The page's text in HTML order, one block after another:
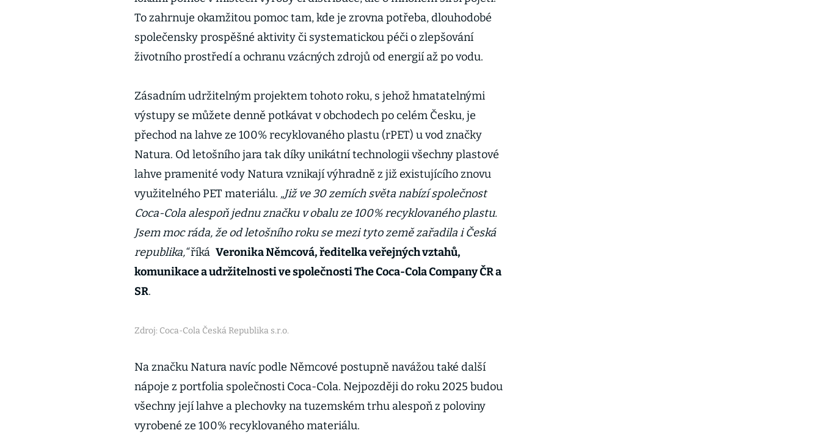
To zahrnuje okamžitou pomoc tam, kde je zrovna potřeba, dlouhodobé
společensky prospěšné aktivity či systematickou péči o zlepšování
životního prostředí a ochranu vzácných zdrojů od energií až po vodu.
Zásadním udržitelným projektem tohoto roku, s jehož hmatatelnými
výstupy se můžete denně potkávat v obchodech po celém Česku, je
přechod na lahve ze 100% recyklovaného plastu (rPET) u vod značky
Natura. Od letošního jara tak díky unikátní technologii všechny plastové
lahve pramenité vody Natura vznikají výhradně z již existujícího znovu
využitelného PET materiálu. „Již ve 30 zemích světa nabízí společnost
Coca-Cola alespoň jednu značku v obalu ze 100% recyklovaného plastu.
Jsem moc ráda, že od letošního roku se mezi tyto země zařadila i Česká
republika,“říká Veronika Němcová, ředitelka veřejných vztahů,
komunikace a udržitelnosti ve společnosti The Coca-Cola Company ČR a
SR.
Zdroj: Coca-Cola Česká Republika s.r.o.
Na značku Natura navíc podle Němcové postupně navážou také další
nápoje z portfolia společnosti Coca-Cola. Nejpozději do roku 2025 budou
všechny její lahve a plechovky na tuzemském trhu alespoň z poloviny
vyrobené ze 100% recyklovaného materiálu.